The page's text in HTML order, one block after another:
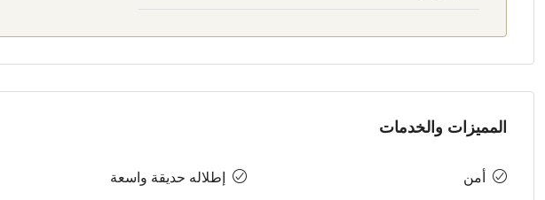
المميزات والخدمات
أمن إطلاله حديقة واسعة